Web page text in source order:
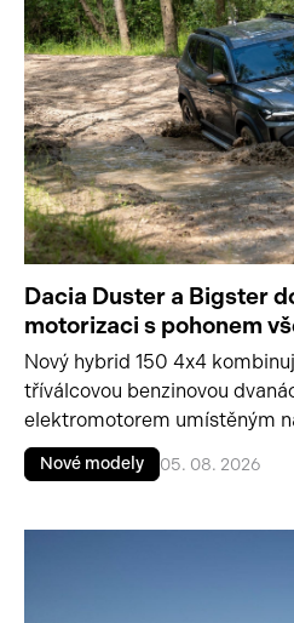
Dacia Duster a Bigster
motorizaci s pohonem
Nový hybrid 150 4x4
tříválcovou benzinovou
elektromotorem umístěným
Nové modely 05. 08. 2026